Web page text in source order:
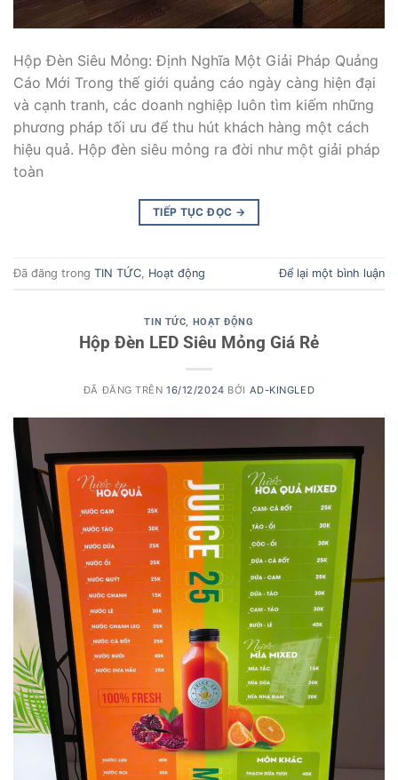
Hộp Đèn Siêu Mỏng: Định Nghĩa Một Giải Pháp Quảng
Cáo Mới Trong thế giới quảng cáo ngày càng hiện đại
và cạnh tranh, các doanh nghiệp luôn tìm kiếm những
phương pháp tối ưu để thu hút khách hàng một cách
hiệu quả. Hộp đèn siêu mỏng ra đời như một giải pháp
toàn
TIẾP TỤC ĐỌC →
Đã đăng trong TIN TỨC Hoạt động Để lại một bình luận
TIN TỨC, HOẠT ĐỘNG
Hộp Đèn LED Siêu Mỏng Giá Rẻ
ĐÃ ĐĂNG TRÊN16/12/2024 BỞI AD-KINGLED